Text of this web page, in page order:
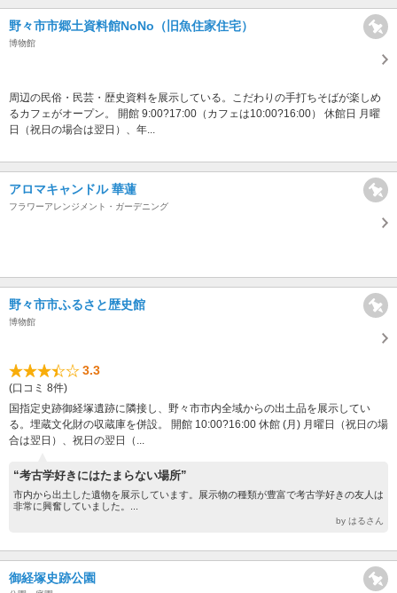
野々市市郷土資料館NoNo（旧魚住家住宅）
博物館
周辺の民俗・民芸・歴史資料を展示している。こだわりの手打ちそばが楽しめ
るカフェがオープン。 開館 9:00?17:00（カフェは10:00?16:00） 休館日 月曜
日（祝日の場合は翌日）、年...
アロマキャンドル 華蓮
フラワーアレンジメント・ガーデニング
野々市市ふるさと歴史館
博物館
3.3
(口コミ 8件)
国指定史跡御経塚遺跡に隣接し、野々市市内全域からの出土品を展示してい
る。埋蔵文化財の収蔵庫を併設。 開館 10:00?16:00 休館 (月) 月曜日（祝日の場
合は翌日）、祝日の翌日（...
“考古学好きにはたまらない場所”
市内から出土した遺物を展示しています。展示物の種類が豊富で考古学好きの友人は
非常に興奮していました。...
by はるさん
御経塚史跡公園